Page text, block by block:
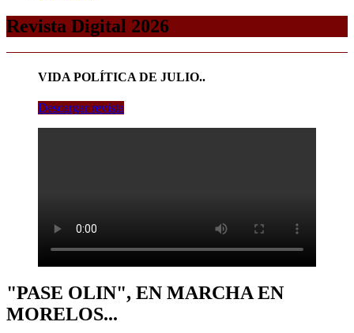
Revista Digital 2026
VIDA POLÍTICA DE JULIO..
Descargar revista
"PASE OLIN", EN MARCHA EN
MORELOS...